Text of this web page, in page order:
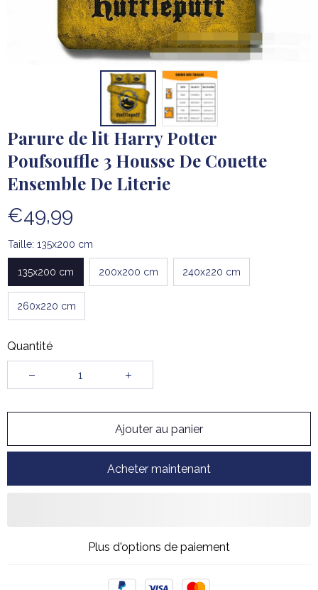
Parure de lit Harry Potter
Poufsouffle 3 Housse De Couette
Ensemble De Literie
€49,99
Taille: 135x200 cm
135x200 cm 200x200 cm 240x220 cm
260x220 cm
Quantité
Ajouter au panier
Acheter maintenant
Plus d'options de paiement